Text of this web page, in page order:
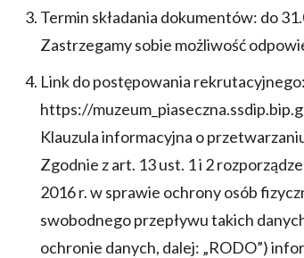
Termin składania dokumentów: do
Zastrzegamy sobie możliwość
Link do postępowania rekrutacyjnego:
https://
Klauzula informacyjna o
Zgodnie z art. 13 ust. 1 i 2
2016 r. w sprawie ochrony osób
swobodnego przepływu takich
ochronie danych, dalej: „RODO”)